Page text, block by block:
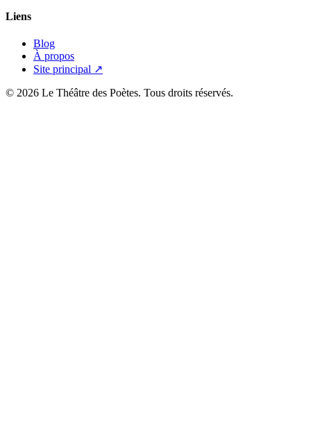
Liens
Blog
À propos
Site principal ↗
© 2026 Le Théâtre des Poètes. Tous droits réservés.